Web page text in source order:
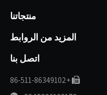
منتجاتنا
المزيد من الروابط
اتصل بنا

+86-511-86349102